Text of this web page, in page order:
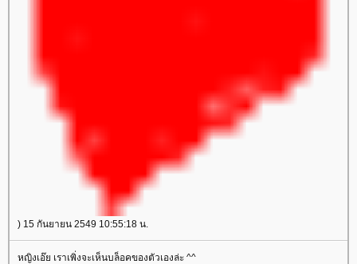
) 15 กันยายน 2549 10:55:18 น.
หญิงเอ๊ย เราเพิ่งจะเห็นบล็อคของตัวเองล่ะ ^^